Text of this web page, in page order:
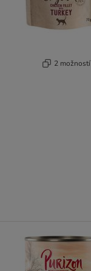
2 možností